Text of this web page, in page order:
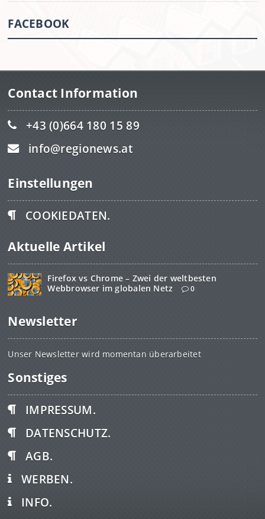
FACEBOOK
Contact Information
+43 (0)664 180 15 89
info@regionews.at
Einstellungen
COOKIEDATEN.
Aktuelle Artikel
Firefox vs Chrome – Zwei der weltbesten
Webbrowser im globalen Netz
0
Newsletter
Unser Newsletter wird momentan überarbeitet
Sonstiges
IMPRESSUM.
DATENSCHUTZ.
AGB.
WERBEN.
INFO.